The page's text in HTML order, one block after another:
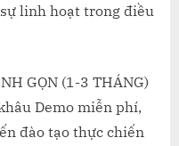
linh hoạt trong điều
GỌN (1-3 THÁNG)
Demo miễn phí,
đào tạo thực chiến